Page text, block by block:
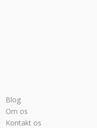
Blog
Om os
Kontakt os